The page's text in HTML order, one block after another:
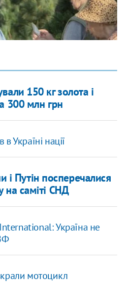
150 кг золота і
300 млн грн
Україні нації
і Путін посперечалися
саміті СНД
Україна не
мотоцикл